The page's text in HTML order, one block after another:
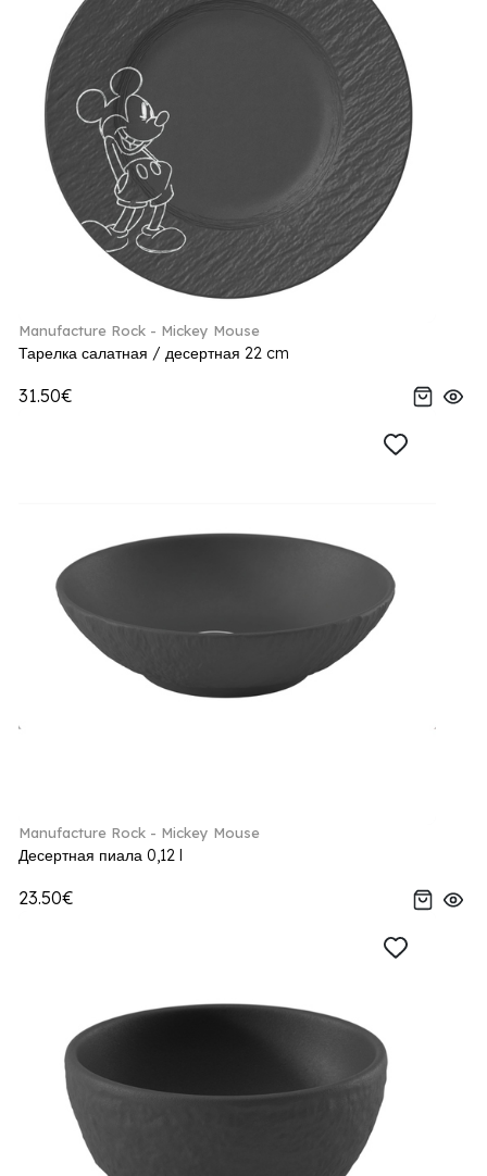
Manufacture Rock - Mickey Mouse
Тарелка салатная / десертная 22 cm
31.50€
Manufacture Rock - Mickey Mouse
Десертная пиала 0,12 l
23.50€